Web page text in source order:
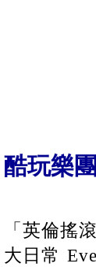
酷玩樂
「英倫搖
大日常